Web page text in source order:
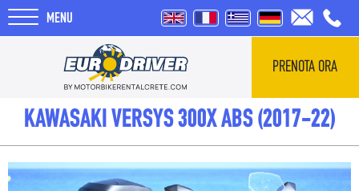
MENU
PRENOTA ORA
NOLEGGI
KAWASAKI VERSYS 300X ABS (2017-22)